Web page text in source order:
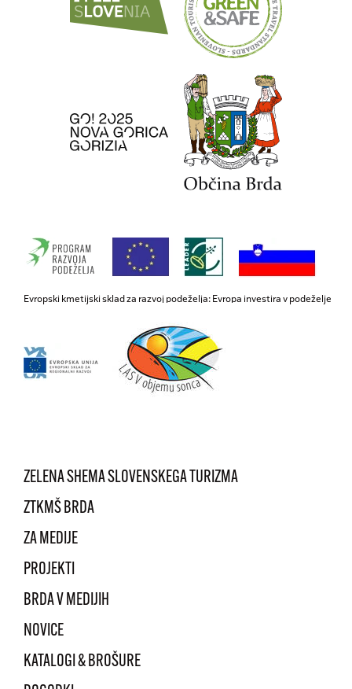
Evropski kmetijski sklad za razvoj podeželja: Evropa investira v podeželje
ZELENA SHEMA SLOVENSKEGA TURIZMA
ZTKMŠ BRDA
ZA MEDIJE
PROJEKTI
BRDA V MEDIJIH
NOVICE
KATALOGI & BROŠURE